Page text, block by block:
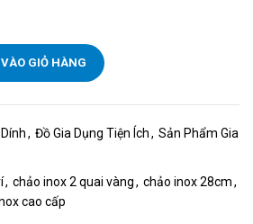
GIỎ HÀNG
, Đồ Gia Dụng Tiện Ích, Sản Phẩm Gia
, chảo inox 2 quai vàng, chảo inox 28cm,
cao cấp